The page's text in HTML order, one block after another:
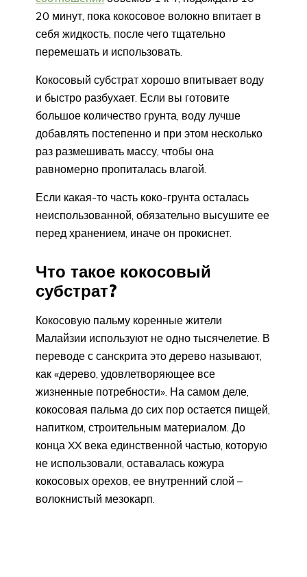
20 минут, пока кокосовое волокно впитает в
себя жидкость, после чего тщательно
перемешать и использовать.
Кокосовый субстрат хорошо впитывает воду
и быстро разбухает. Если вы готовите
большое количество грунта, воду лучше
добавлять постепенно и при этом несколько
раз размешивать массу, чтобы она
равномерно пропиталась влагой.
Если какая-то часть коко-грунта осталась
неиспользованной, обязательно высушите ее
перед хранением, иначе он прокиснет.
Что такое кокосовый
субстрат?
Кокосовую пальму коренные жители
Малайзии используют не одно тысячелетие. В
переводе с санскрита это дерево называют,
как «дерево, удовлетворяющее все
жизненные потребности». На самом деле,
кокосовая пальма до сих пор остается пищей,
напитком, строительным материалом. До
конца XX века единственной частью, которую
не использовали, оставалась кожура
кокосовых орехов, ее внутренний слой –
волокнистый мезокарп.